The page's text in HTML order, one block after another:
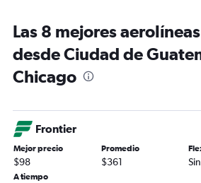
Las 8 mejores
desde Ciudad de
Chicago
Frontier
Mejor precio
$98
Promedio
$361
A tiempo